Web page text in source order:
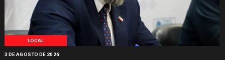
LOCAL
3 DE AGOSTO DE 2026